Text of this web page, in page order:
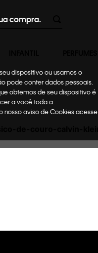
compra.
dispositivo ou usamos o
pode conter dados pessoais.
obtemos de seu dispositivo é
a você toda a
nosso aviso de Cookies acesse